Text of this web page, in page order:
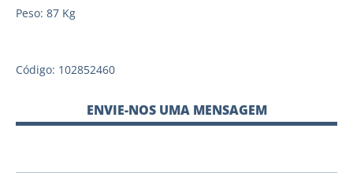
Peso: 87 Kg
Código: 102852460
ENVIE-NOS UMA MENSAGEM